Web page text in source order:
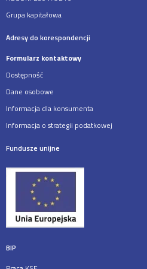
Grupa kapitałowa
Adresy do korespondencji
Formularz kontaktowy
Dostępność
Dane osobowe
Informacja dla konsumenta
Informacja o strategii podatkowej
Fundusze unijne
BIP